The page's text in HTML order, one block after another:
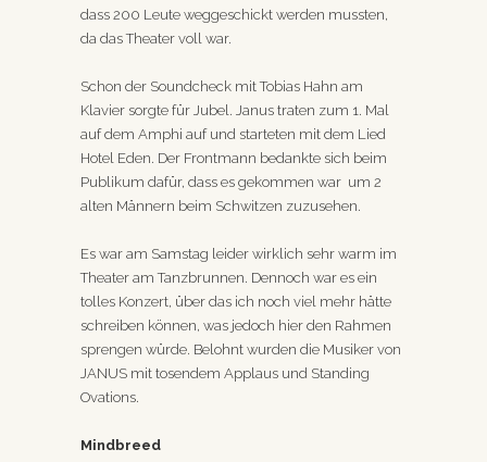
dass 200 Leute weggeschickt werden mussten,
da das Theater voll war.
Schon der Soundcheck mit Tobias Hahn am
Klavier sorgte für Jubel. Janus traten zum 1. Mal
auf dem Amphi auf und starteten mit dem Lied
Hotel Eden. Der Frontmann bedankte sich beim
Publikum dafür, dass es gekommen war um 2
alten Männern beim Schwitzen zuzusehen.
Es war am Samstag leider wirklich sehr warm im
Theater am Tanzbrunnen. Dennoch war es ein
tolles Konzert, über das ich noch viel mehr hätte
schreiben können, was jedoch hier den Rahmen
sprengen würde. Belohnt wurden die Musiker von
JANUS mit tosendem Applaus und Standing
Ovations.
Mindbreed